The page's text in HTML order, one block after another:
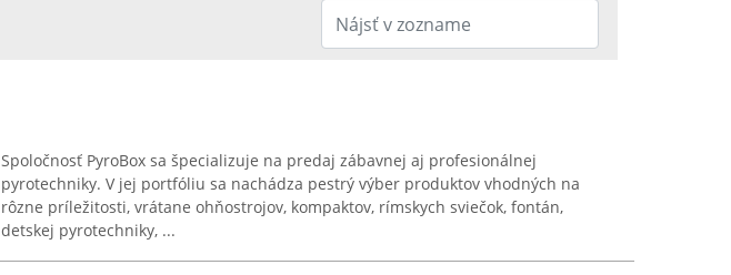
Spoločnosť PyroBox sa špecializuje na predaj zábavnej aj profesionálnej
pyrotechniky. V jej portfóliu sa nachádza pestrý výber produktov vhodných na
rôzne príležitosti, vrátane ohňostrojov, kompaktov, rímskych sviečok, fontán,
detskej pyrotechniky, ...